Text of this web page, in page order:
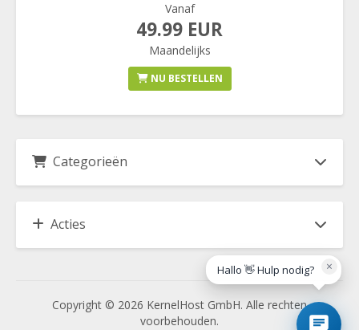
Vanaf
49.99 EUR
Maandelijks
NU BESTELLEN
Categorieën
Acties
Copyright © 2026 KernelHost GmbH. Alle rechten
voorbehouden.
×
Hallo 👋 Hulp nodig?